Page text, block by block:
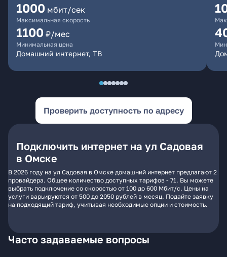
1000 мбит/сек
Максимальная скорость
1100 ₽/мес
Минимальная цена
Домашний интернет, ТВ
Проверить доступность по адресу
Подключить интернет на ул Садовая
в Омске
В 2026 году на ул Садовая в Омске домашний интернет предлагают 2
провайдера. Общее количество доступных тарифов - 71. Вы можете
выбрать подключение со скоростью от 100 до 600 Мбит/с. Цены на
услуги варьируются от 500 до 2050 рублей в месяц. Подайте заявку
на подходящий тариф, учитывая необходимые опции и стоимость.
Часто задаваемые вопросы